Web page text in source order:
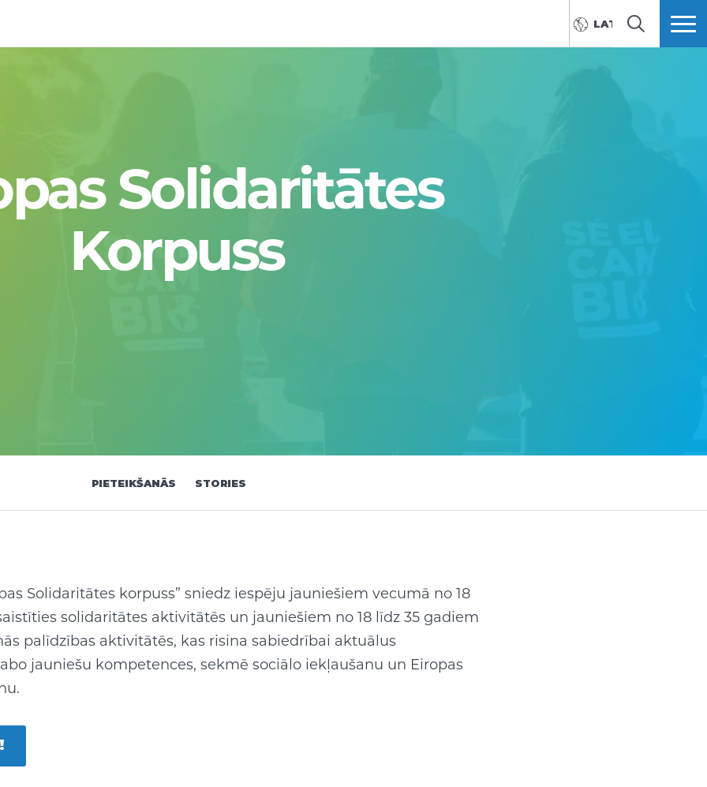
LATVIEŠU
MEKLĒT VAIRĀK
Solidaritātes
Korpuss
PIETEIKŠANĀS STORIES
Solidaritātes korpuss” sniedz iespēju jauniešiem vecumā no 18
solidaritātes aktivitātēs un jauniešiem no 18 līdz 35 gadiem
palīdzības aktivitātēs, kas risina sabiedrībai aktuālus
jauniešu kompetences, sekmē sociālo iekļaušanu un Eiropas